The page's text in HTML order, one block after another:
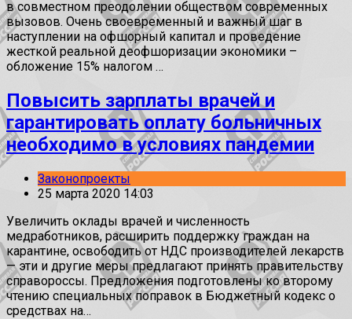
в совместном преодолении обществом современных
вызовов. Очень своевременный и важный шаг в
наступлении на офшорный капитал и проведение
жесткой реальной деофшоризации экономики –
обложение 15% налогом …
Повысить зарплаты врачей и
гарантировать оплату больничных
необходимо в условиях пандемии
Законопроекты
25 марта 2020 14:03
Увеличить оклады врачей и численность
медработников, расширить поддержку граждан на
карантине, освободить от НДС производителей лекарств
— эти и другие меры предлагают принять правительству
справороссы. Предложения подготовлены ко второму
чтению специальных поправок в Бюджетный кодекс о
средствах на…